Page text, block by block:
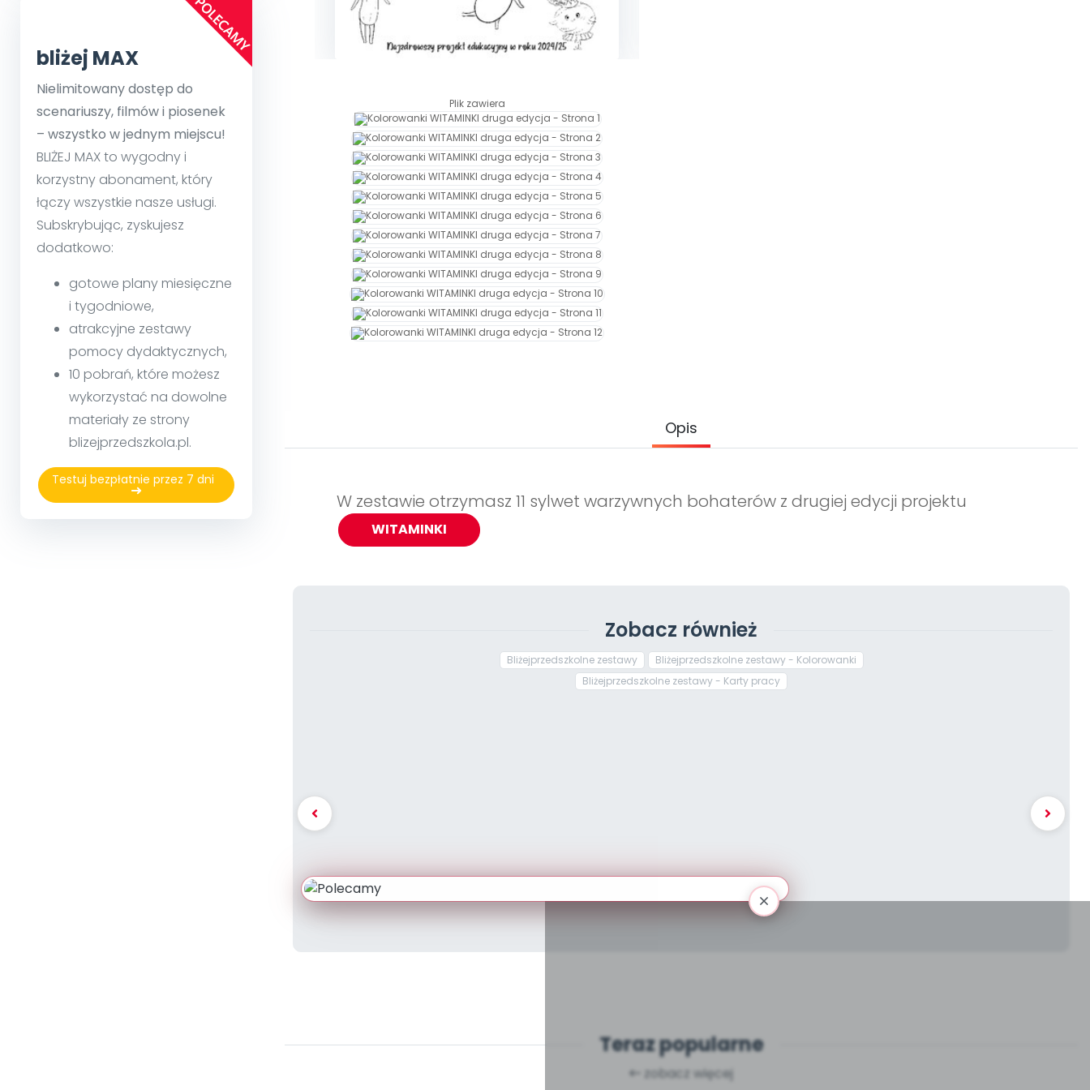
bliżej MAX
Nielimitowany dostęp do
scenariuszy, filmów i piosenek
– wszystko w jednym miejscu!
BLIŻEJ MAX to wygodny i
korzystny abonament, który
łączy wszystkie nasze usługi.
Subskrybując, zyskujesz
dodatkowo:
gotowe plany miesięczne
i tygodniowe,
atrakcyjne zestawy
pomocy dydaktycznych,
10 pobrań, które możesz
wykorzystać na dowolne
materiały ze strony
blizejprzedszkola.pl.
Testuj bezpłatnie przez 7 dni
Plik zawiera
Opis
W zestawie otrzymasz 11 sylwet warzywnych bohaterów z drugiej edycji projektu
WITAMINKI
Zobacz również
Bliżejprzedszkolne zestawy
Bliżejprzedszkolne zestawy - Kolorowanki
Bliżejprzedszkolne zestawy - Karty pracy
Teraz popularne
zobacz więcej